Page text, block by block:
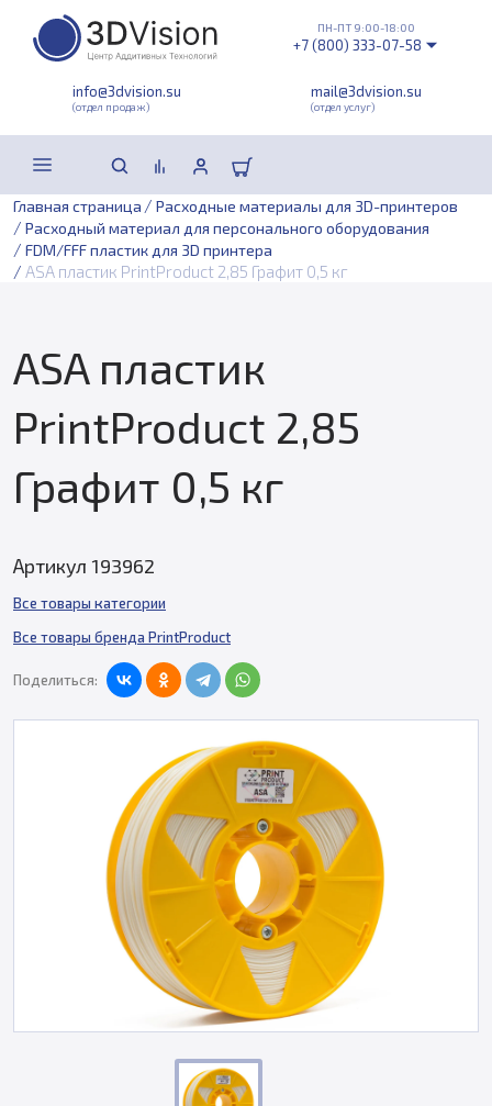
info@3dvision.su
(отдел продаж)
mail@3dvision.su
(отдел услуг)
ПН-ПТ 9:00-18:00
+7 (800) 333-07-58
Главная страница / Расходные материалы для 3D-принтеров
/ Расходный материал для персонального оборудования
/ FDM/FFF пластик для 3D принтера
/ ASA пластик PrintProduct 2,85 Графит 0,5 кг
ASA пластик
PrintProduct 2,85
Графит 0,5 кг
Артикул 193962
Все товары категории
Все товары бренда PrintProduct
Поделиться: